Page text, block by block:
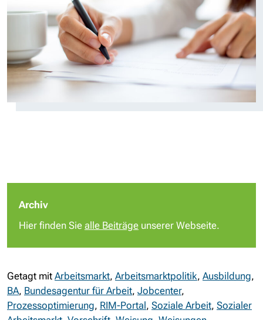
Archiv
Hier finden Sie alle Beiträge unserer Webseite.
Getagt mit Arbeitsmarkt, Arbeitsmarktpolitik, Ausbildung,
BA, Bundesagentur für Arbeit, Jobcenter,
Prozessoptimierung, RIM-Portal, Soziale Arbeit, Sozialer